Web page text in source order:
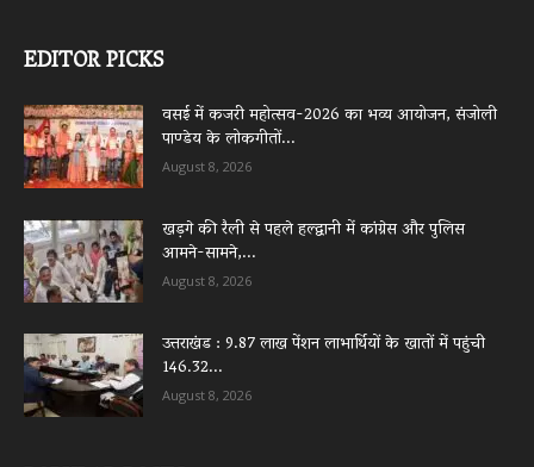
EDITOR PICKS
वसई में कजरी महोत्सव-2026 का भव्य आयोजन, संजोली
पाण्डेय के लोकगीतों...
August 8, 2026
खड़गे की रैली से पहले हल्द्वानी में कांग्रेस और पुलिस
आमने-सामने,...
August 8, 2026
उत्तराखंड : 9.87 लाख पेंशन लाभार्थियों के खातों में पहुंची
146.32...
August 8, 2026